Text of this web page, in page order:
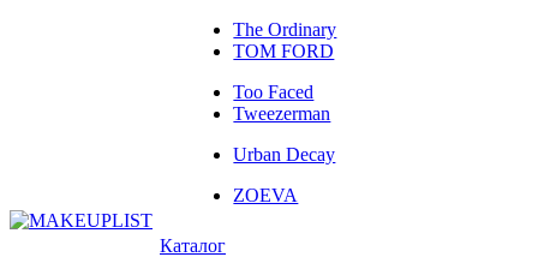
The Ordinary
TOM FORD
Too Faced
Tweezerman
Urban Decay
ZOEVA
Каталог